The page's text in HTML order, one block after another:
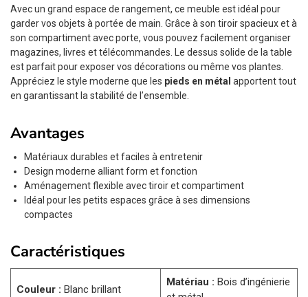
Avec un grand espace de rangement, ce meuble est idéal pour
garder vos objets à portée de main. Grâce à son tiroir spacieux et à
son compartiment avec porte, vous pouvez facilement organiser
magazines, livres et télécommandes. Le dessus solide de la table
est parfait pour exposer vos décorations ou même vos plantes.
Appréciez le style moderne que les pieds en métal apportent tout
en garantissant la stabilité de l’ensemble.
Avantages
Matériaux durables et faciles à entretenir
Design moderne alliant form et fonction
Aménagement flexible avec tiroir et compartiment
Idéal pour les petits espaces grâce à ses dimensions
compactes
Caractéristiques
Couleur : Blanc brillant
Matériau : Bois d’ingénierie